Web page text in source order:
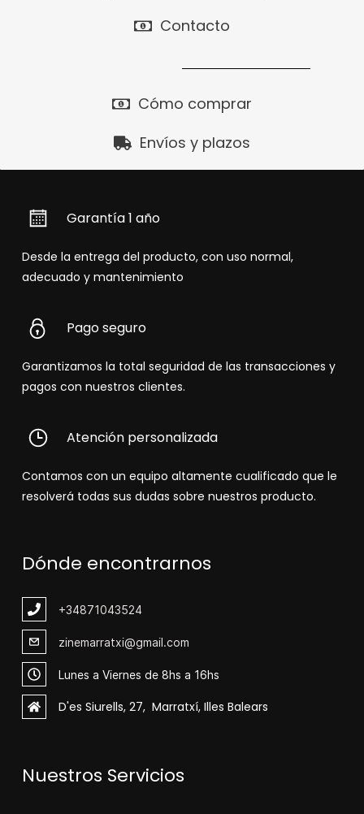
Contacto
Cómo comprar
Envíos y plazos
Garantía 1 año
Desde la entrega del producto, con uso normal,
adecuado y mantenimiento
Pago seguro
Garantizamos la total seguridad de las transacciones y
pagos con nuestros clientes.
Atención personalizada
Contamos con un equipo altamente cualificado que le
resolverá todas sus dudas sobre nuestros producto.
Dónde encontrarnos
+34871043524
zinemarratxi@gmail.com
Lunes a Viernes de 8hs a 16hs
D'es Siurells, 27, Marratxí, Illes Balears
Nuestros Servicios